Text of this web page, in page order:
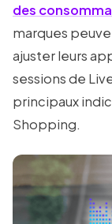
des
marques
ajuster leurs
sessions de
principaux
Shopping.